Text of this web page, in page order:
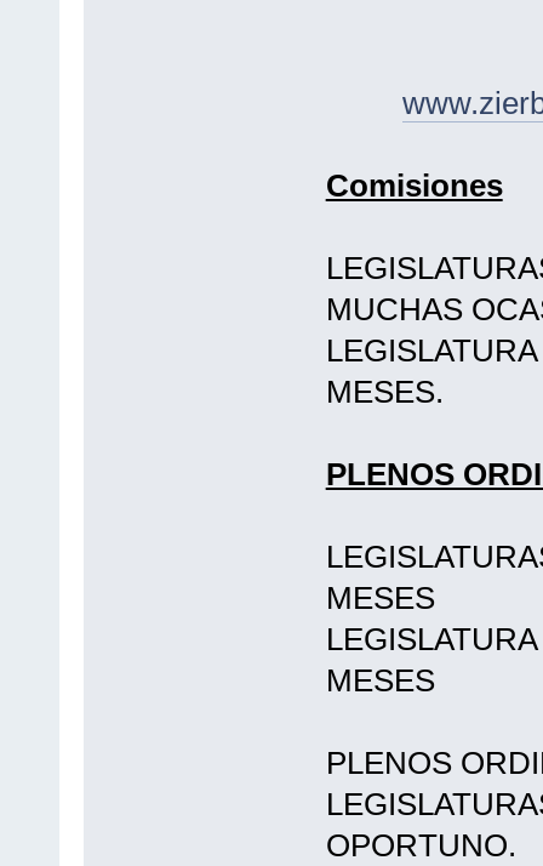
Comisiones
MUCHAS
MESES.
PLENOS
MESES
MESES
PLENOS
OPORTUNO.